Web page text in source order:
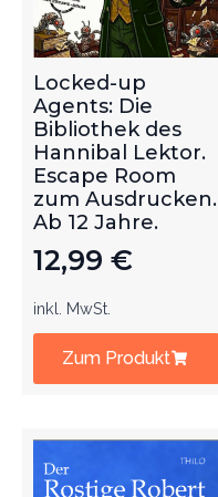
Locked-up
Agents: Die
Bibliothek des
Hannibal Lektor.
Escape Room
zum Ausdrucken.
Ab 12 Jahre.
12,99 €
inkl. MwSt.
Zum Produkt